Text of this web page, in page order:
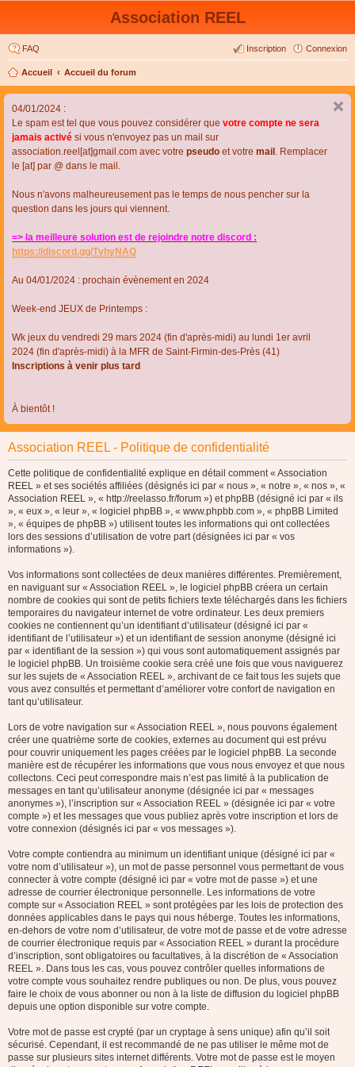
Association REEL
FAQ Connexion
Inscription
Accueil Accueil du forum
04/01/2024 :
Le spam est tel que vous pouvez considérer que votre compte ne sera
jamais activé si vous n'envoyez pas un mail sur
association.reel[at]gmail.com avec votre pseudo et votre mail . Remplacer
le [at] par @ dans le mail.
Nous n'avons malheureusement pas le temps de nous pencher sur la
question dans les jours qui viennent.
=> la meilleure solution est de rejoindre notre discord :
https://discord.gg/TvhyNAQ
Au 04/01/2024 : prochain évènement en 2024
Week-end JEUX de Printemps :
Wk jeux du vendredi 29 mars 2024 (fin d'après-midi) au lundi 1er avril
2024 (fin d'après-midi) à la MFR de Saint-Firmin-des-Près (41)
Inscriptions à venir plus tard
À bientôt !
Association REEL - Politique de confidentialité
Cette politique de confidentialité explique en détail comment « Association
REEL » et ses sociétés affiliées (désignés ici par « nous », « notre », « nos », «
Association REEL », « http://reelasso.fr/forum ») et phpBB (désigné ici par « ils
», « eux », « leur », « logiciel phpBB », « www.phpbb.com », « phpBB Limited
», « équipes de phpBB ») utilisent toutes les informations qui ont collectées
lors des sessions d’utilisation de votre part (désignées ici par « vos
informations »).
Vos informations sont collectées de deux manières différentes. Premièrement,
en naviguant sur « Association REEL », le logiciel phpBB créera un certain
nombre de cookies qui sont de petits fichiers texte téléchargés dans les fichiers
temporaires du navigateur internet de votre ordinateur. Les deux premiers
cookies ne contiennent qu’un identifiant d’utilisateur (désigné ici par «
identifiant de l’utilisateur ») et un identifiant de session anonyme (désigné ici
par « identifiant de la session ») qui vous sont automatiquement assignés par
le logiciel phpBB. Un troisième cookie sera créé une fois que vous naviguerez
sur les sujets de « Association REEL », archivant de ce fait tous les sujets que
vous avez consultés et permettant d’améliorer votre confort de navigation en
tant qu’utilisateur.
Lors de votre navigation sur « Association REEL », nous pouvons également
créer une quatrième sorte de cookies, externes au document qui est prévu
pour couvrir uniquement les pages créées par le logiciel phpBB. La seconde
manière est de récupérer les informations que vous nous envoyez et que nous
collectons. Ceci peut correspondre mais n’est pas limité à la publication de
messages en tant qu’utilisateur anonyme (désignée ici par « messages
anonymes »), l’inscription sur « Association REEL » (désignée ici par « votre
compte ») et les messages que vous publiez après votre inscription et lors de
votre connexion (désignés ici par « vos messages »).
Votre compte contiendra au minimum un identifiant unique (désigné ici par «
votre nom d’utilisateur »), un mot de passe personnel vous permettant de vous
connecter à votre compte (désigné ici par « votre mot de passe ») et une
adresse de courrier électronique personnelle. Les informations de votre
compte sur « Association REEL » sont protégées par les lois de protection des
données applicables dans le pays qui nous héberge. Toutes les informations,
en-dehors de votre nom d’utilisateur, de votre mot de passe et de votre adresse
de courrier électronique requis par « Association REEL » durant la procédure
d’inscription, sont obligatoires ou facultatives, à la discrétion de « Association
REEL ». Dans tous les cas, vous pouvez contrôler quelles informations de
votre compte vous souhaitez rendre publiques ou non. De plus, vous pouvez
faire le choix de vous abonner ou non à la liste de diffusion du logiciel phpBB
depuis une option disponible sur votre compte.
Votre mot de passe est crypté (par un cryptage à sens unique) afin qu’il soit
sécurisé. Cependant, il est recommandé de ne pas utiliser le même mot de
passe sur plusieurs sites internet différents. Votre mot de passe est le moyen